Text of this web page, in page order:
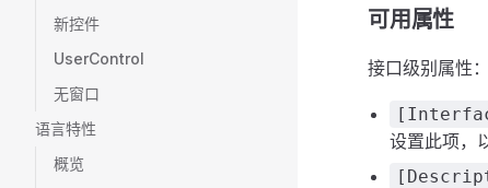
新控件
UserControl
无窗口
语言特性
概览
可用属性
接口级别属性：
设置此项，